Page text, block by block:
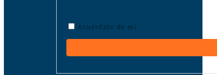
Acuérdate de mí